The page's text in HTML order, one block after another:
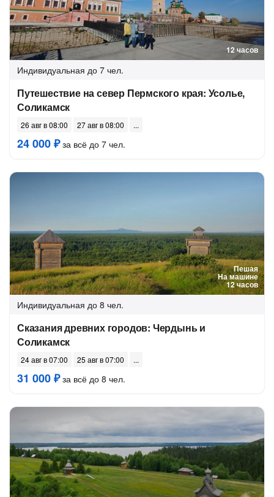
12 часов
Индивидуальная до 7 чел.
Путешествие на север Пермского края: Усолье,
Соликамск
26 авг в 08:00 27 авг в 08:00
24 000 ₽за всё до 7 чел.
Пешая
На машине
12 часов
Индивидуальная до 8 чел.
Сказания древних городов: Чердынь и
Соликамск
24 авг в 07:00 25 авг в 07:00
31 000 ₽за всё до 8 чел.